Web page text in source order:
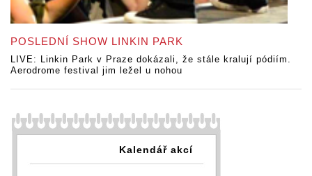
POSLEDNÍ SHOW LINKIN PARK
LIVE: Linkin Park v Praze dokázali, že stále kralují pódiím.
Aerodrome festival jim ležel u nohou
Kalendář akcí